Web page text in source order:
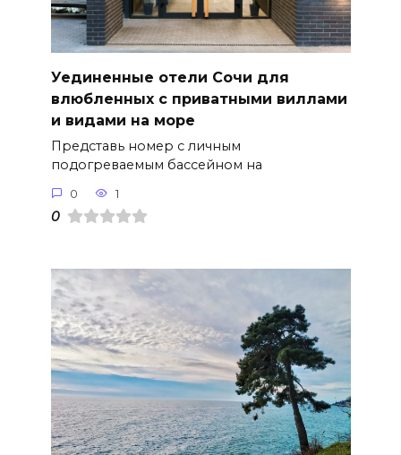
Уединенные отели Сочи для
влюбленных с приватными виллами
и видами на море
Представь номер с личным
подогреваемым бассейном на
0 1
0